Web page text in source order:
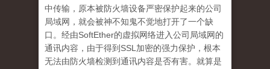
中传输，原本被防火墙设备严密保护起来的公司
局域网，就会被神不知鬼不觉地打开了一个缺
口。经由SoftEther的虚拟网络进入公司局域网的
通讯内容，由于得到 SSL 加密的强力保护，根本
无法由防火墙检测到通讯内容是否有害。就算是